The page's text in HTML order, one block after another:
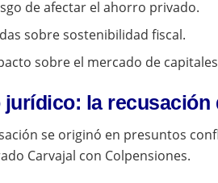
de afectar el ahorro privado.
sobre sostenibilidad fiscal.
sobre el mercado de
jurídico: la recusación
se originó en presuntos
Carvajal con Colpensiones.